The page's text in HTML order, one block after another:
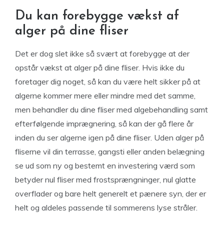
Du kan forebygge vækst af
alger på dine fliser
Det er dog slet ikke så svært at forebygge at der
opstår vækst at alger på dine fliser. Hvis ikke du
foretager dig noget, så kan du være helt sikker på at
algerne kommer mere eller mindre med det samme,
men behandler du dine fliser med algebehandling samt
efterfølgende imprægnering, så kan der gå flere år
inden du ser algerne igen på dine fliser. Uden alger på
fliserne vil din terrasse, gangsti eller anden belægning
se ud som ny og bestemt en investering værd som
betyder nul fliser med frostsprængninger, nul glatte
overflader og bare helt generelt et pænere syn, der er
helt og aldeles passende til sommerens lyse stråler.